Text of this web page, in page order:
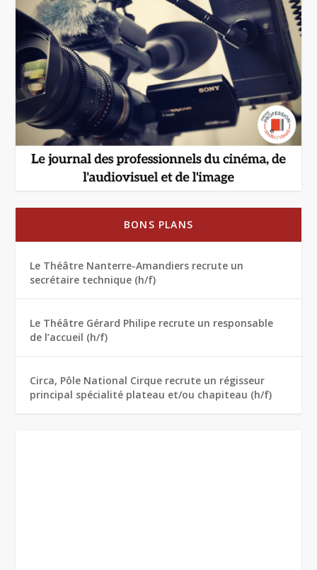
BONS PLANS
Le Théâtre Nanterre-Amandiers recrute un
secrétaire technique (h/f)
Le Théâtre Gérard Philipe recrute un responsable
de l’accueil (h/f)
Circa, Pôle National Cirque recrute un régisseur
principal spécialité plateau et/ou chapiteau (h/f)